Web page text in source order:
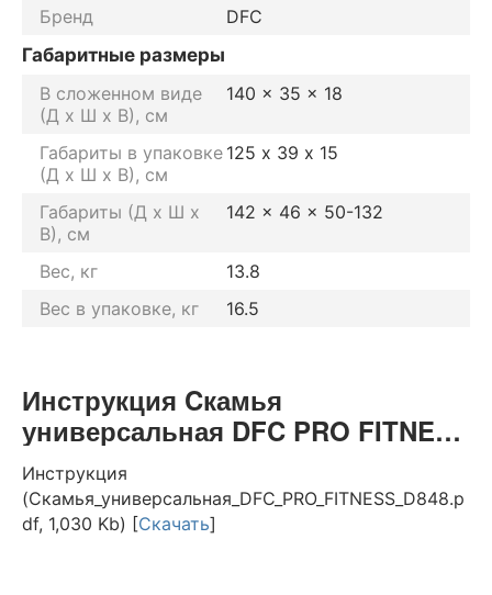
Бренд
DFC
Габаритные размеры
В сложенном виде
(Д х Ш х В), см
140 x 35 x 18
Габариты в упаковке
(Д х Ш х В), см
125 х 39 х 15
Габариты (Д х Ш х
В), см
142 x 46 x 50-132
Вес, кг
13.8
Вес в упаковке, кг
16.5
Инструкция Cкамья
универсальная DFC PRO FITNESS
D848
Инструкция
(Cкамья_универсальная_DFC_PRO_FITNESS_D848.p
df, 1,030 Kb) [Скачать]